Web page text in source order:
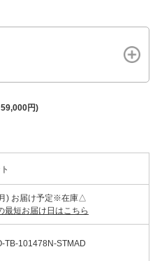
円)
) お届け予定※在庫△
最短お届け日はこちら
TB-101478N-STMAD